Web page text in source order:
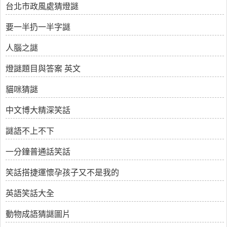
台北市政風處猜燈謎
要一半扔一半字謎
人腦之謎
燈謎題目與答案 英文
貓咪猜謎
中文博大精深笑話
謎語不上不下
一分鐘普通話笑話
笑話搭捷運懷孕孩子又不是我的
英語笑話大全
動物成語猜謎圖片